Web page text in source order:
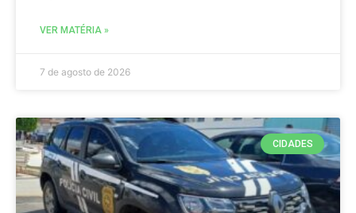
VER MATÉRIA »
7 de agosto de 2026
CIDADES